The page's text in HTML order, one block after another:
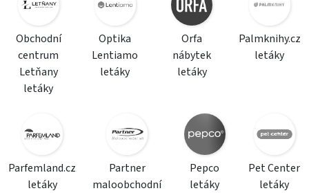
Obchodní
centrum
Letňany
letáky
Optika
Lentiamo
letáky
Orfa
nábytek
letáky
Palmknihy.cz
letáky
Parfemland.cz
letáky
Partner
maloobchodní
Pepco
letáky
Pet Center
letáky